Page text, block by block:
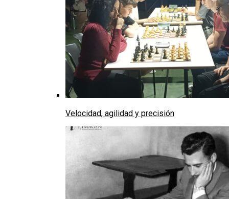
Velocidad, agilidad y precisión